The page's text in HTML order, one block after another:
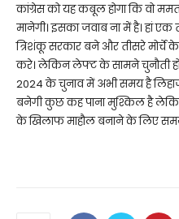
कांग्रेस को यह कबूल होगा कि वो
मानेगी। इसका जवाब ना में है। हां
त्रिशंकू सरकार बने और तीसरे मोर्चे के
करे। लेकिन लेफ्ट के सामने चुनौती
2024 के चुनाव में अभी समय है
बनेगी कुछ कह पाना मुश्किल है
के खिलाफ माहौल बनाने के लिए समय